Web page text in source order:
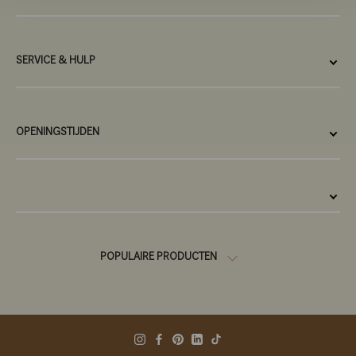
SERVICE & HULP
OPENINGSTIJDEN
POPULAIRE PRODUCTEN